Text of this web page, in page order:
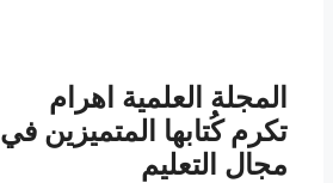
المجلة العلمية اهرام
تكرم كُتابها المتميزين في
مجال التعليم